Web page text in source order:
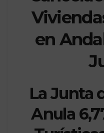
en
La Junta
Anula